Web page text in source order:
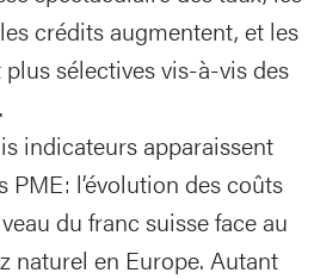
crédits augmentent, et les
sélectives vis-à-vis des
indicateurs apparaissent
l’évolution des coûts
du franc suisse face au
naturel en Europe. Autant